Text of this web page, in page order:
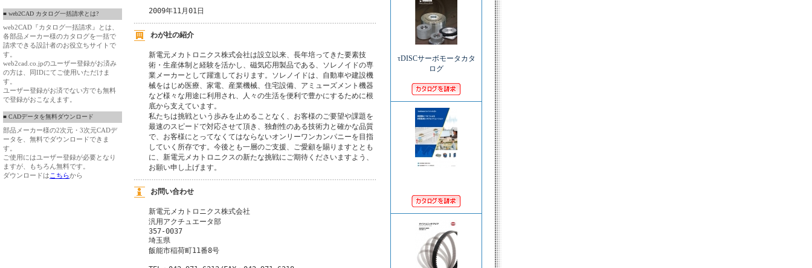
■ web2CAD カタログ一括請求とは?
web2CAD『カタログ一括請求』とは、
各部品メーカー様のカタログを一括で
請求できる設計者のお役立ちサイトで
す。
web2cad.co.jpのユーザー登録がお済み
の方は、同IDにてご使用いただけま
す。
ユーザー登録がお済でない方でも無料
で登録がおこなえます。
■ CADデータを無料ダウンロード
部品メーカー様の2次元・3次元CADデ
ータを、無料でダウンロードできま
す。
ご使用にはユーザー登録が必要となり
ますが、もちろん無料です。
ダウンロードは こちらから
2009年11月01日
わが社の紹介
新電元メカトロニクス株式会社は設立以来、長年培ってきた要素技
術・生産体制と経験を活かし、磁気応用製品である、ソレノイドの専
業メーカーとして躍進しております。ソレノイドは、自動車や建設機
械をはじめ医療、家電、産業機械、住宅設備、アミューズメント機器
など様々な用途に利用され、人々の生活を便利で豊かにするために根
底から支えています。
私たちは挑戦という歩みを止めることなく、お客様のご要望や課題を
最速のスピードで対応させて頂き、独創性のある技術力と確かな品質
で、お客様にとってなくてはならないオンリーワンカンパニーを目指
していく所存です。今後とも一層のご支援、ご愛顧を賜りますととも
に、新電元メカトロニクスの新たな挑戦にご期待くださいますよう、
お願い申し上げます。
お問い合わせ
新電元メカトロニクス株式会社
汎用アクチュエータ部
357-0037
埼玉県
飯能市稲荷町11番8号
τDISCサーボモータカタ
ログ